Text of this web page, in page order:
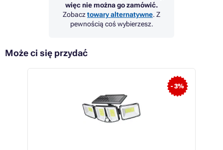
więc nie można go zamówić.
Zobacztowary alternatywne. Z
pewnością coś wybierzesz.
Może ci się przydać
- 3%